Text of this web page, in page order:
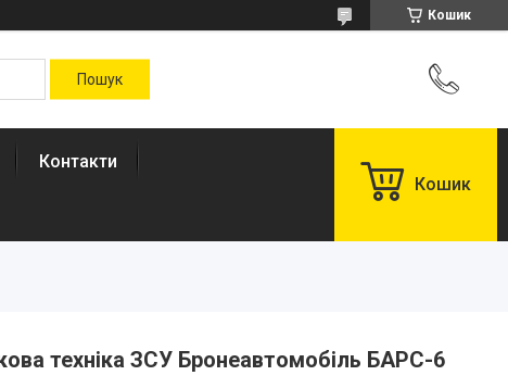
Кошик
Контакти
Кошик
техніка ЗСУ Бронеавтомобіль БАРС-6